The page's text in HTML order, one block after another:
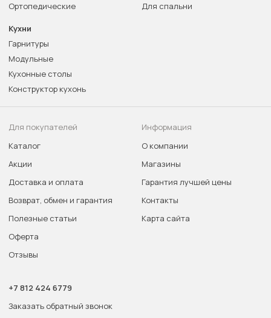
Ортопедические
Для спальни
Кухни
Гарнитуры
Модульные
Кухонные столы
Конструктор кухонь
Для покупателей
Каталог
Акции
Доставка и оплата
Возврат, обмен и гарантия
Полезные статьи
Оферта
Отзывы
Информация
О компании
Магазины
Гарантия лучшей цены
Контакты
Карта сайта
+7 812 424 6779
Заказать обратный звонок